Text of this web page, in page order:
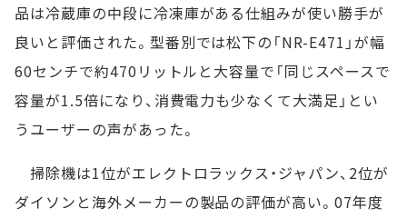
品は冷蔵庫の中段に冷凍庫がある仕組みが使い勝手が
良いと評価された。型番別では松下の「NR-E471」が幅
60センチで約470リットルと大容量で「同じスペースで
容量が1.5倍になり、消費電力も少なくて大満足」とい
うユーザーの声があった。
掃除機は1位がエレクトロラックス・ジャパン、2位が
ダイソンと海外メーカーの製品の評価が高い。07年度